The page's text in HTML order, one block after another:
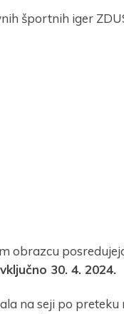
športnih iger
obrazcu
30. 4. 2024.
na seji po